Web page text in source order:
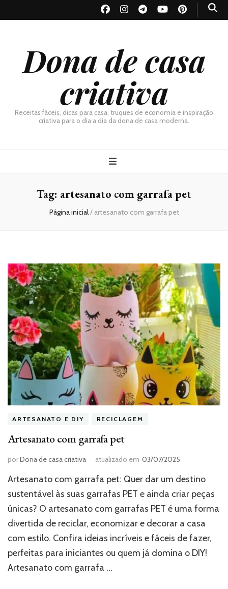
Dona de casa
criativa
Receitas fáceis, dicas para casa, truques de economia e inspiração
criativa para o dia a dia da dona de casa moderna.
Tag: artesanato com garrafa pet
Página inicial/ artesanato com garrafa pet
ARTESANATO E DIY RECICLAGEM
Artesanato com garrafa pet
porDona de casa criativa atualizado em 03/07/2025
Artesanato com garrafa pet: Quer dar um destino
sustentável às suas garrafas PET e ainda criar peças
únicas? O artesanato com garrafas PET é uma forma
divertida de reciclar, economizar e decorar a casa
com estilo. Confira ideias incríveis e fáceis de fazer,
perfeitas para iniciantes ou quem já domina o DIY!
Artesanato com garrafa …